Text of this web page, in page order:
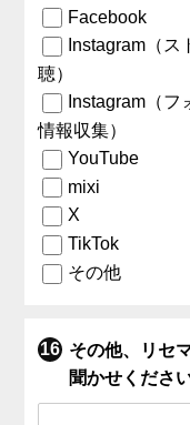
Facebook
Instagram（
聴）
Instagram（
情報収集）
YouTube
mixi
X
TikTok
その他
その他、リセ
聞かせくださ